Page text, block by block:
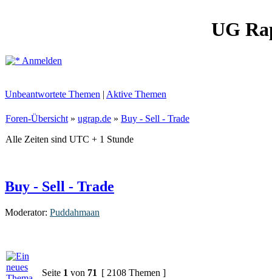
UG
Anmelden
Unbeantwortete Themen | Aktive Themen
Foren-Übersicht » ugrap.de » Buy - Sell - Trade
Alle Zeiten sind UTC + 1 Stunde
Buy - Sell - Trade
Moderator: Puddahmaan
Seite 1 von 71 [ 2108 Themen ]